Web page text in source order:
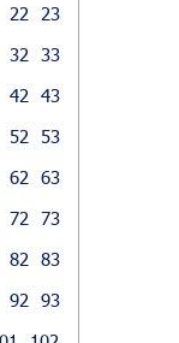
22
23
32
33
42
43
52
53
62
63
72
73
82
83
92
93